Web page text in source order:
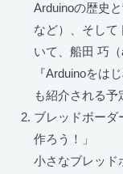
Arduinoの歴史
など）、そして
いて、船田 巧
『Arduinoをは
も紹介される予
ブレッドボーダ
作ろう！」
小さなブレッド